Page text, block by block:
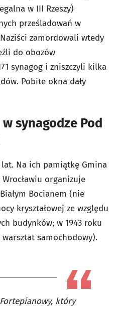
w III Rzeszy)
prześladowań w
zamordowali wtedy
do obozów
synagog i zniszczyli kilka
Pobite okna dały
synagodze Pod
Na ich pamiątkę Gmina
organizuje
Bocianem (nie
kryształowej ze względu
budynków; w 1943 roku
samochodowy).
który